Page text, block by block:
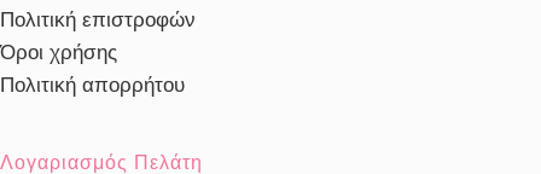
Πολιτική επιστροφών
Όροι χρήσης
Πολιτική απορρήτου
Λογαριασμός Πελάτη